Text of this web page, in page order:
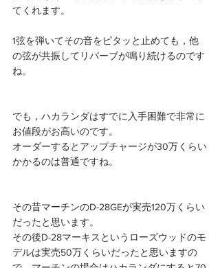
てくれます。
1弦を弾いてその音をピタッと止めても，他
の弦が共振してリバーブが鳴り続けるのです
ね。
でも，ハカランダはすでに入手困難で非常に
お値段がお高いのです。
オーダーするとアップチャージが30万くらい
かかるのは普通ですね。
その昔マーチンのD-28GEが実売120万くらい
だったと思います。
その後D-28マーキスというローズウッドのモ
デルは実売50万くらいだったと思いますの